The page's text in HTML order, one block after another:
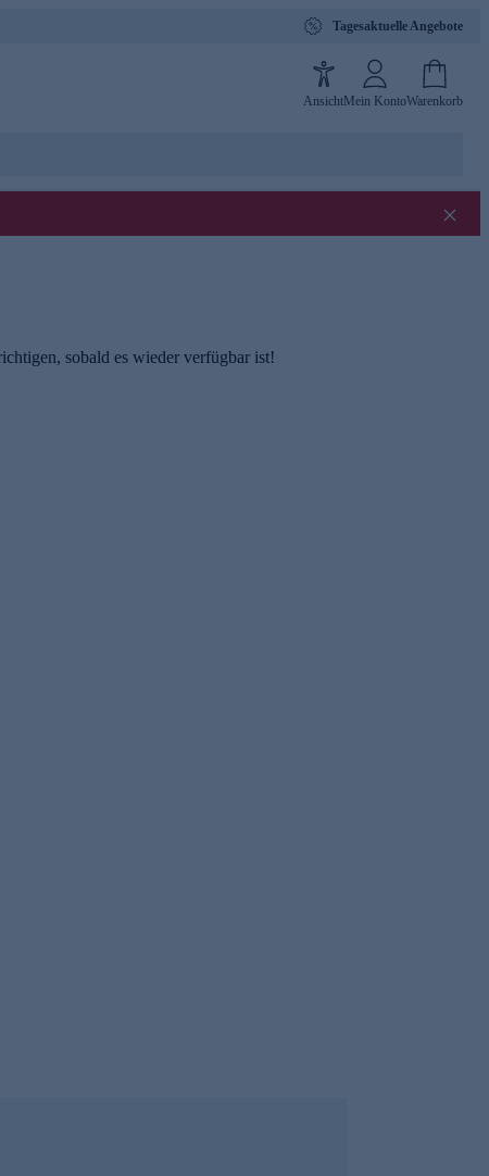
Tagesaktuelle Angebote
AnsichtMein KontoWarenkorb
sobald es wieder verfügbar ist!